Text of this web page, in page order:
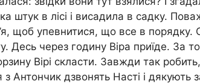
штук в лісі і висадила в садку.
щоб упевнитися, що все в порядку.
Десь через годину Віра приїде. За
Вірі скласти. Завжди так
з Антончик дзвонять Насті і дякують